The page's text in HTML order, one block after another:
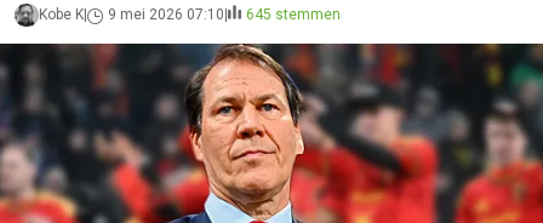
Kobe K 9 mei 2026 07:10 645 stemmen